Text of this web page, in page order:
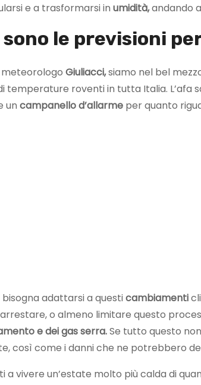
e a trasformarsi in umidità,andando
sono le previsioni
meteorologo Giuliacci,siamo nel bel
temperature roventi in tutta Italia.
un campanello d’allarme per quanto
adattarsi a questicambiamenti
o almeno limitare questo
e dei gas serra.Se tutto questo
così come i danni che ne potrebbero
a vivere un’estate molto più calda di